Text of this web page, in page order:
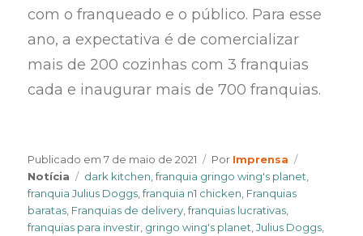
com o franqueado e o público. Para esse
ano, a expectativa é de comercializar
mais de 200 cozinhas com 3 franquias
cada e inaugurar mais de 700 franquias.
Publicado em7 de maio de 2021 Por Author
Imprensa
Notícia
Tags
dark kitchen ,franquia gringo wing's planet
franquia Julius Doggs ,franquia n1 chicken Franquias
baratas Franquias de delivery ,franquias lucrativas
franquias para investir gringo wing's planet ,Julius Doggs